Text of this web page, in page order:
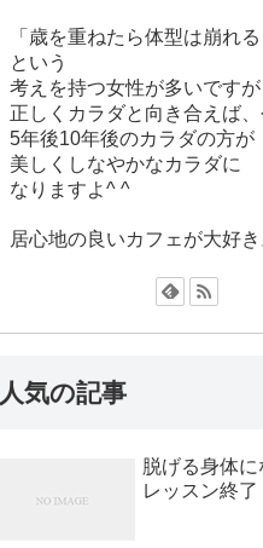
「歳を重ねたら体型は崩れる
という
考えを持つ女性が多いですが
正しくカラダと向き合えば
5年後10年後のカラダの方が
美しくしなやかなカラダに
なりますよ^ ^
居心地の良いカフェが大好き
人気の記事
脱げる身体
レッスン終了